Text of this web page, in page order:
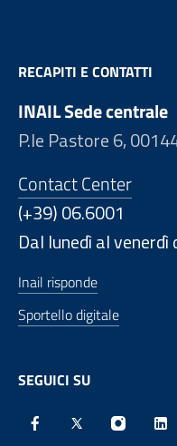
RECAPITI E CONTATTI
INAIL Sede centrale
P.le Pastore 6,
Contact Center
(+39) 06.6001
Dal lunedì al
Inail risponde
Sportello digitale
SEGUICI SU